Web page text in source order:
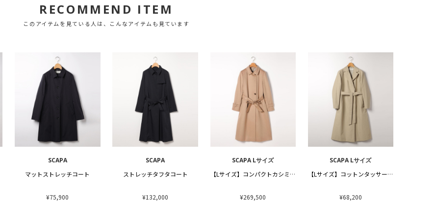
RECOMMEND ITEM
このアイテムを見ている人は、こんなアイテムも見ています
SCAPA
マットストレッチコート
¥75,900
SCAPA
ストレッチタフタコート
¥132,000
SCAPA Lサイズ
【Lサイズ】コンパクトカシミヤコート
¥269,500
SCAPA Lサイズ
【Lサイズ】コットンタッサーコート２
¥68,200